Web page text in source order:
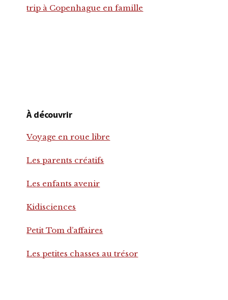
trip à Copenhague en famille
À découvrir
Voyage en roue libre
Les parents créatifs
Les enfants avenir
Kidisciences
Petit Tom d’affaires
Les petites chasses au trésor